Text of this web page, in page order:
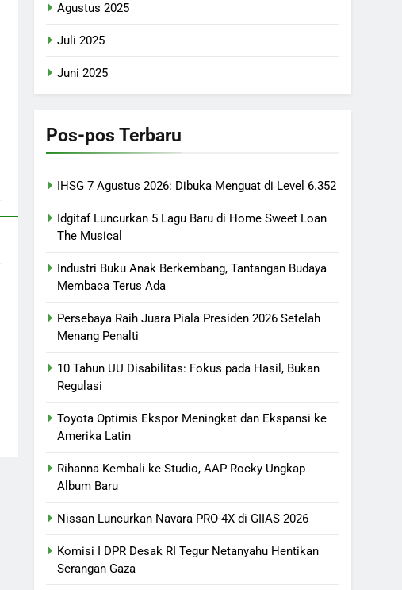
Agustus 2025
Juli 2025
Juni 2025
Pos-pos Terbaru
IHSG 7 Agustus 2026: Dibuka Menguat di Level 6.352
Idgitaf Luncurkan 5 Lagu Baru di Home Sweet Loan
The Musical
Industri Buku Anak Berkembang, Tantangan Budaya
Membaca Terus Ada
Persebaya Raih Juara Piala Presiden 2026 Setelah
Menang Penalti
10 Tahun UU Disabilitas: Fokus pada Hasil, Bukan
Regulasi
Toyota Optimis Ekspor Meningkat dan Ekspansi ke
Amerika Latin
Rihanna Kembali ke Studio, AAP Rocky Ungkap
Album Baru
Nissan Luncurkan Navara PRO-4X di GIIAS 2026
Komisi I DPR Desak RI Tegur Netanyahu Hentikan
Serangan Gaza